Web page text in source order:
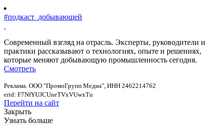
#подкаст_добывающей
Современный взгляд на отрасль. Эксперты, руководители и
практики рассказывают о технологиях, опыте и решениях,
которые меняют добывающую промышленность сегодня.
Смотреть
Реклама. ООО "ПромоГрупп Медиа", ИНН 2462214762
erid: F7NfYUJCUneTVxVUwxTu
Перейти на сайт
Закрыть
Узнать больше